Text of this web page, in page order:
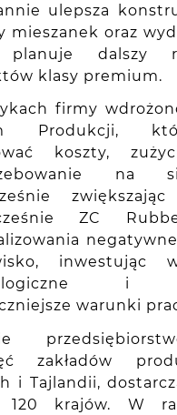
ulepsza
mieszanek oraz
planuje dalszy
klasy premium.
firmy
Produkcji,
koszty,
na
ZC
inwestując
i
warunki
zakładów
i Tajlandii,
120 krajów. W